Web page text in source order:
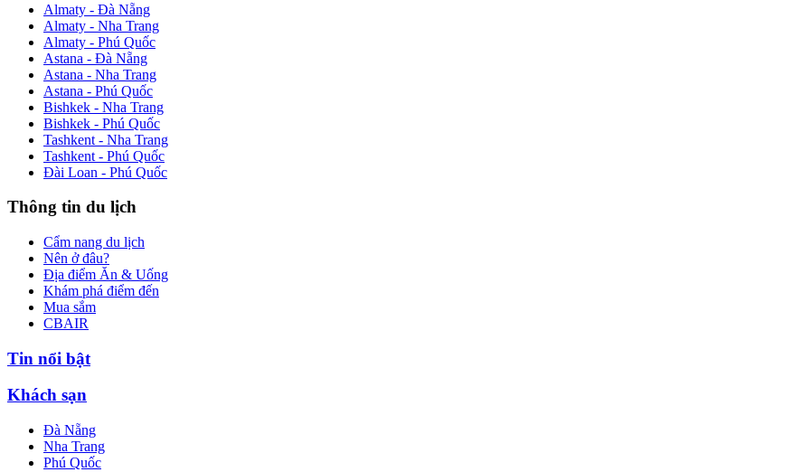
Almaty - Đà Nẵng
Almaty - Nha Trang
Almaty - Phú Quốc
Astana - Đà Nẵng
Astana - Nha Trang
Astana - Phú Quốc
Bishkek - Nha Trang
Bishkek - Phú Quốc
Tashkent - Nha Trang
Tashkent - Phú Quốc
Đài Loan - Phú Quốc
Thông tin du lịch
Cẩm nang du lịch
Nên ở đâu?
Địa điểm Ăn & Uống
Khám phá điểm đến
Mua sắm
CBAIR
Tin nổi bật
Khách sạn
Đà Nẵng
Nha Trang
Phú Quốc